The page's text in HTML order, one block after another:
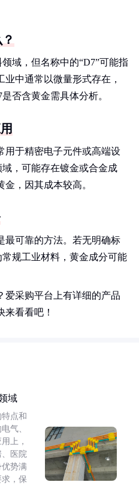
域，但名称中的“D7”可能指
中通常以微量形式存在，
否含黄金需具体分析。
用于精密电子元件或高端设
，可能存在镀金或合金成
，因其成本较高。
最可靠的方法。若无明确标
规工业材料，黄金成分可能
爱采购平台上有详细的产品
看看吧！
域
点和
气、
上，
、医院
势满
，保